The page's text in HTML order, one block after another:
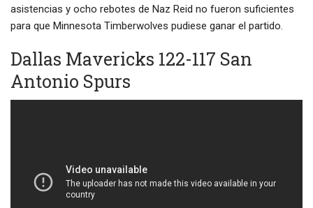
asistencias y ocho rebotes de Naz Reid no fueron suficientes
para que Minnesota Timberwolves pudiese ganar el partido.
Dallas Mavericks 122-117 San
Antonio Spurs